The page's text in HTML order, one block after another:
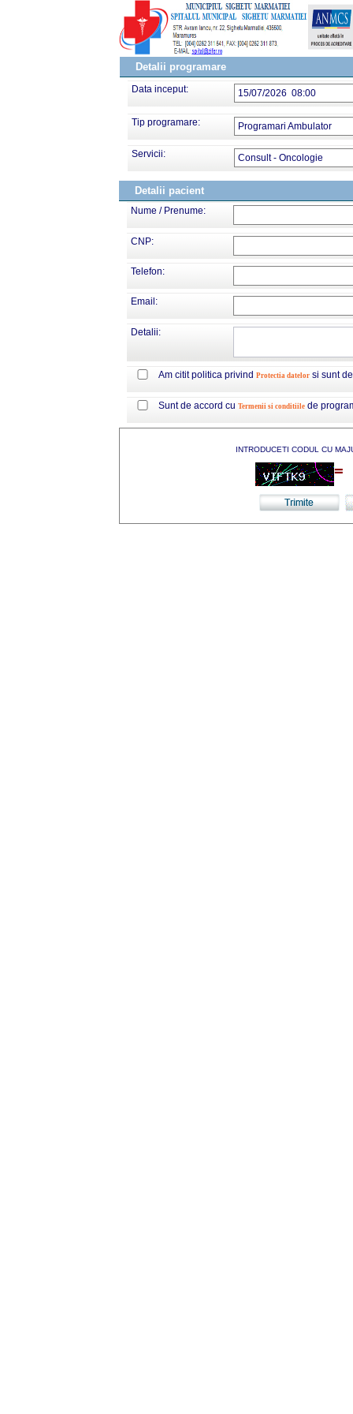
Detalii programare
Data inceput: 15/07/2026 08:00
Tip programare: Programari Ambulator
Servicii: Consult - Oncologie
Detalii pacient
Nume / Prenume:
CNP:
Telefon:
Email:
Detalii:
Am citit politica privind Protectia datelor si sunt
Sunt de accord cu Termenii si conditiile de
INTRODUCETI CODUL CU
=